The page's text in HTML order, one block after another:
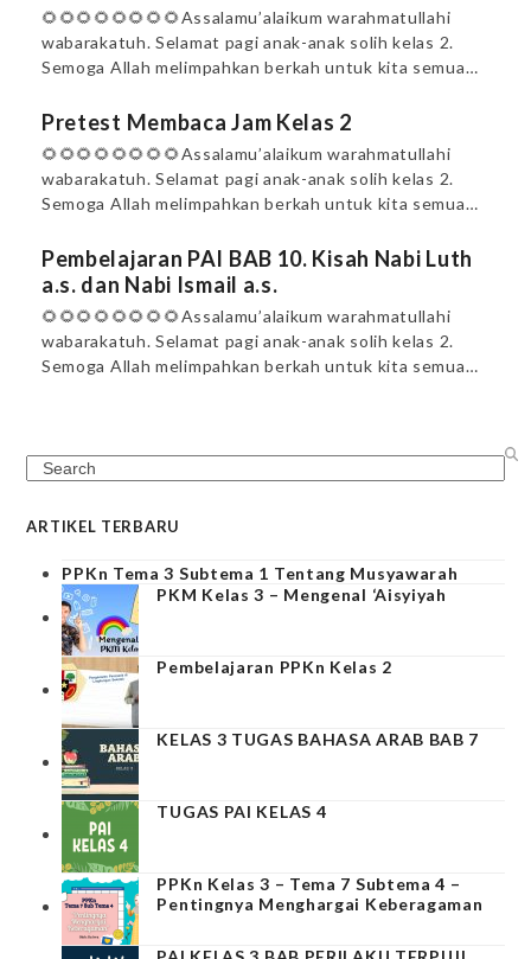
🌻🌻🌻🌻🌻🌻🌻🌻Assalamu’alaikum warahmatullahi
wabarakatuh. Selamat pagi anak-anak solih kelas 2.
Semoga Allah melimpahkan berkah untuk kita semua…
Pretest Membaca Jam Kelas 2
🌻🌻🌻🌻🌻🌻🌻🌻Assalamu’alaikum warahmatullahi
wabarakatuh. Selamat pagi anak-anak solih kelas 2.
Semoga Allah melimpahkan berkah untuk kita semua…
Pembelajaran PAI BAB 10. Kisah Nabi Luth
a.s. dan Nabi Ismail a.s.
🌻🌻🌻🌻🌻🌻🌻🌻Assalamu’alaikum warahmatullahi
wabarakatuh. Selamat pagi anak-anak solih kelas 2.
Semoga Allah melimpahkan berkah untuk kita semua…
Search
ARTIKEL TERBARU
PPKn Tema 3 Subtema 1 Tentang Musyawarah
PKM Kelas 3 – Mengenal ‘Aisyiyah
Pembelajaran PPKn Kelas 2
KELAS 3 TUGAS BAHASA ARAB BAB 7
TUGAS PAI KELAS 4
PPKn Kelas 3 – Tema 7 Subtema 4 –
Pentingnya Menghargai Keberagaman